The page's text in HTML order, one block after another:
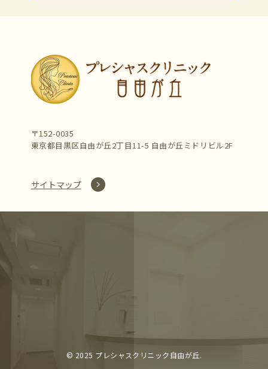
〒152-0035
東京都目黒区自由が丘2丁目11-5 自由が丘ミドリビル2F
サイトマップ
©︎ 2025 プレシャスクリニック自由が丘.